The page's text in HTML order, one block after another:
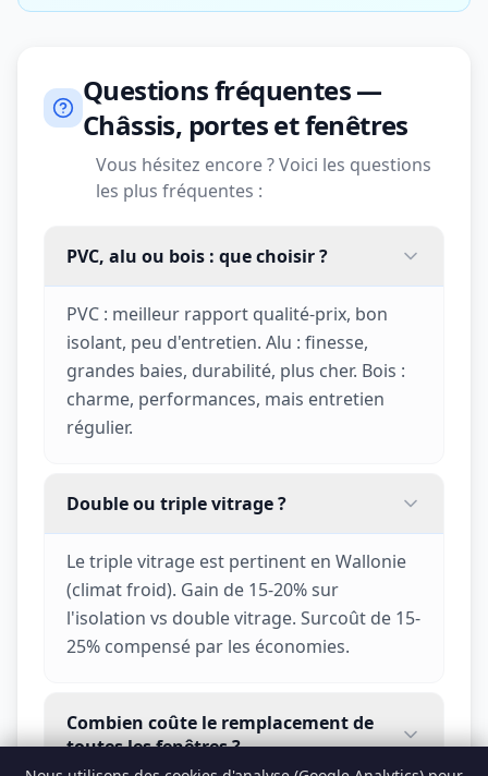
Questions fréquentes —
Châssis, portes et fenêtres
Vous hésitez encore ? Voici les questions
les plus fréquentes :
PVC, alu ou bois : que choisir ?
PVC : meilleur rapport qualité-prix, bon
isolant, peu d'entretien. Alu : finesse,
grandes baies, durabilité, plus cher. Bois :
charme, performances, mais entretien
régulier.
Double ou triple vitrage ?
Le triple vitrage est pertinent en Wallonie
(climat froid). Gain de 15-20% sur
l'isolation vs double vitrage. Surcoût de 15-
25% compensé par les économies.
Combien coûte le remplacement de
toutes les fenêtres ?